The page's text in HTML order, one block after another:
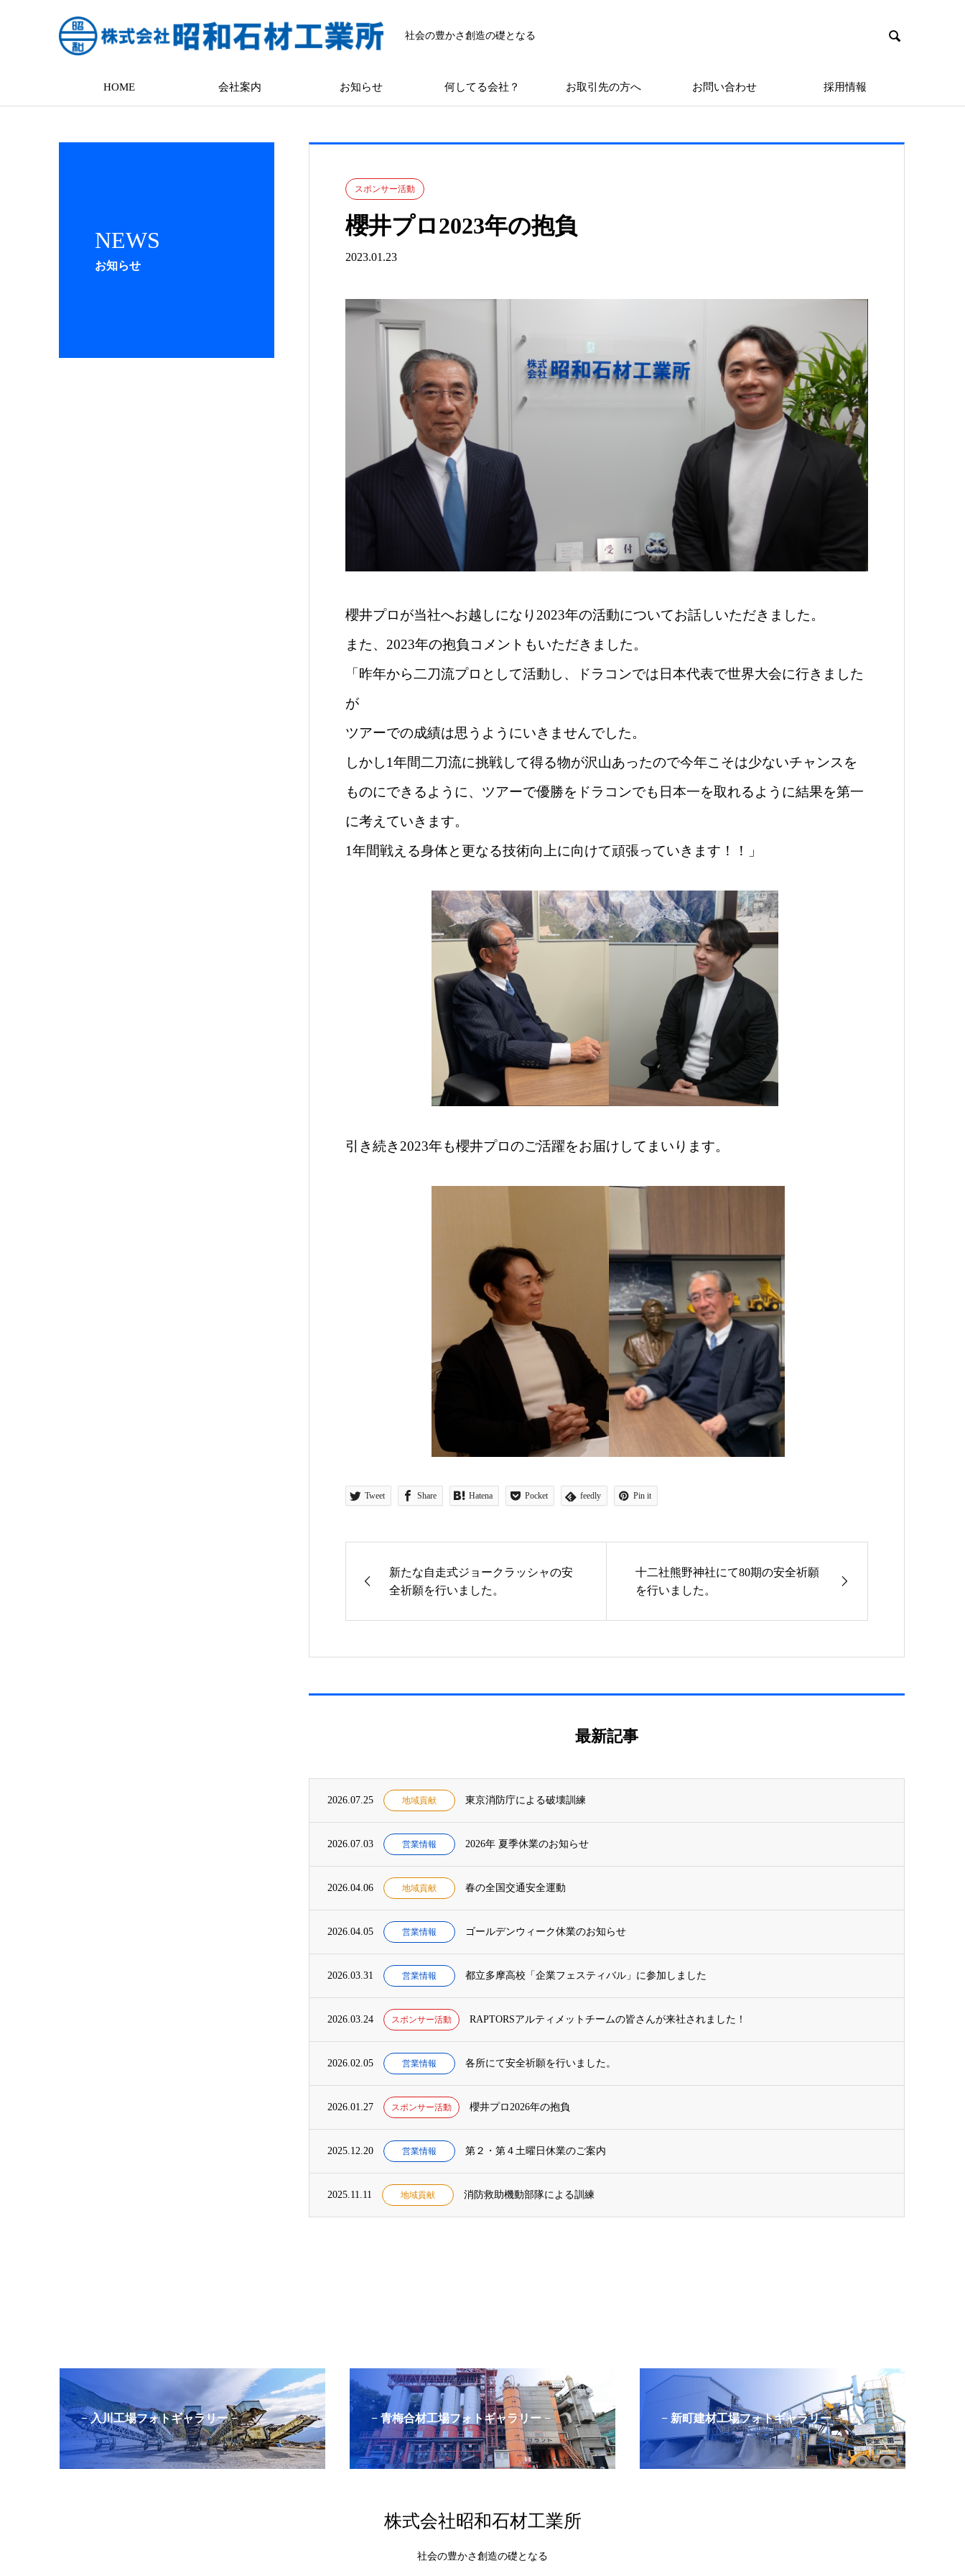
社会の豊かさ創造の礎となる 
HOME 会社案内 お知らせ 何してる会社？ お取引先の方へ お問い合わせ 採用情報
NEWS
お知らせ
スポンサー活動
櫻井プロ2023年の抱負
2023.01.23
櫻井プロが当社へお越しになり2023年の活動についてお話しいただきました。
また、2023年の抱負コメントもいただきました。
「昨年から二刀流プロとして活動し、ドラコンでは日本代表で世界大会に行きました
が
ツアーでの成績は思うようにいきませんでした。
しかし1年間二刀流に挑戦して得る物が沢山あったので今年こそは少ないチャンスを
ものにできるように、ツアーで優勝をドラコンでも日本一を取れるように結果を第一
に考えていきます。
1年間戦える身体と更なる技術向上に向けて頑張っていきます！！」
引き続き2023年も櫻井プロのご活躍をお届けしてまいります。
Tweet Share Hatena Pocket feedly Pin it
新たな自走式ジョークラッシャの安
全祈願を行いました。
十二社熊野神社にて80期の安全祈願
を行いました。
最新記事
2026.07.25 地域貢献 東京消防庁による破壊訓練
2026.07.03 営業情報 2026年 夏季休業のお知らせ
2026.04.06 地域貢献 春の全国交通安全運動
2026.04.05 営業情報 ゴールデンウィーク休業のお知らせ
2026.03.31 営業情報 都立多摩高校「企業フェスティバル」に参加しました
2026.03.24 スポンサー活動 RAPTORSアルティメットチームの皆さんが来社されました！
2026.02.05 営業情報 各所にて安全祈願を行いました。
2026.01.27 スポンサー活動 櫻井プロ2026年の抱負
2025.12.20 営業情報 第２・第４土曜日休業のご案内
2025.11.11 地域貢献 消防救助機動部隊による訓練
− 入川工場フォトギャラリー − − 青梅合材工場フォトギャラリー − − 新町建材工場フォトギャラリー −
株式会社昭和石材工業所
社会の豊かさ創造の礎となる